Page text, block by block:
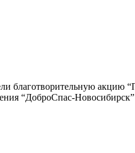
благотворительную
“ДоброСпас-